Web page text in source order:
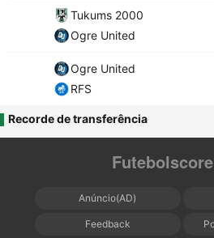
Tukums 2000
Ogre United
Ogre United
RFS
Recorde de transferência
Anúncio(AD)
Feedback